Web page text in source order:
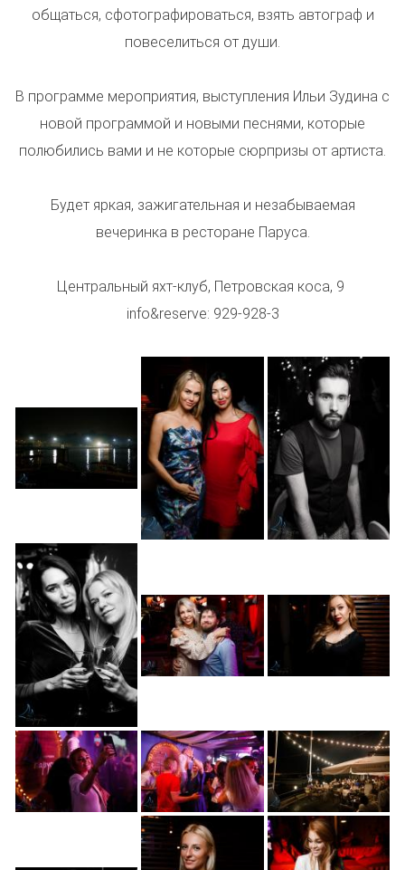
общаться, сфотографироваться, взять автограф и
повеселиться от души.
В программе мероприятия, выступления Ильи Зудина с
новой программой и новыми песнями, которые
полюбились вами и не которые сюрпризы от артиста.
Будет яркая, зажигательная и незабываемая
вечеринка в ресторане Паруса.
Центральный яхт-клуб, Петровская коса, 9
info&reserve: 929-928-3